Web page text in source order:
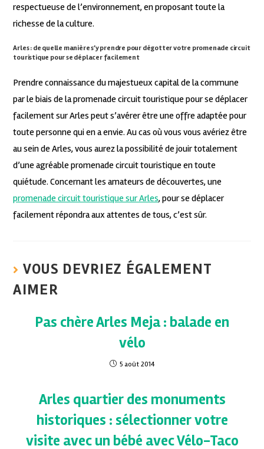
respectueuse de l’environnement, en proposant toute la
richesse de la culture.
Arles : de quelle manière s’y prendre pour dégotter votre promenade circuit
touristique pour se déplacer facilement
Prendre connaissance du majestueux capital de la commune
par le biais de la promenade circuit touristique pour se déplacer
facilement sur Arles peut s’avérer être une offre adaptée pour
toute personne qui en a envie. Au cas où vous vous avériez être
au sein de Arles, vous aurez la possibilité de jouir totalement
d’une agréable promenade circuit touristique en toute
quiétude. Concernant les amateurs de découvertes, une
promenade circuit touristique sur Arles, pour se déplacer
facilement répondra aux attentes de tous, c’est sûr.
VOUS DEVRIEZ ÉGALEMENT
AIMER
Pas chère Arles Meja : balade en
vélo
5 août 2014
Arles quartier des monuments
historiques : sélectionner votre
visite avec un bébé avec Vélo-Taco